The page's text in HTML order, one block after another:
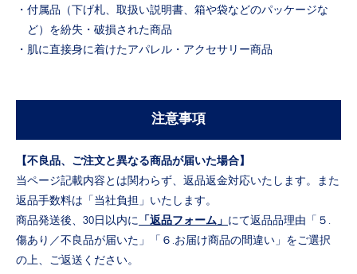
・付属品（下げ札、取扱い説明書、箱や袋などのパッケージな
ど）を紛失・破損された商品
・肌に直接身に着けたアパレル・アクセサリー商品
注意事項
【不良品、ご注文と異なる商品が届いた場合】
当ページ記載内容とは関わらず、返品返金対応いたします。また
返品手数料は「当社負担」いたします。
商品発送後、30日以内に 「返品フォーム」 にて返品品理由「５.
傷あり／不良品が届いた」「６.お届け商品の間違い」をご選択
の上、ご返送ください。